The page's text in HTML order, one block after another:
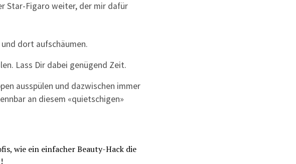
Star-Figaro weiter, der mir dafür
dort aufschäumen.
Lass Dir dabei genügend Zeit.
ausspülen und dazwischen immer
an diesem «quietschigen»